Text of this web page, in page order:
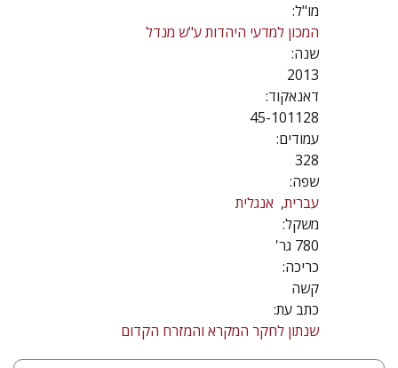
מו"ל:
המכון למדעי היהדות ע"ש מנדל
שנה:
2013
דאנאקוד:
45-101128
עמודים:
328
שפה:
עברית אנגלית
משקל:
780 גר'
כריכה:
קשה
כתב עת:
שנתון לחקר המקרא והמזרח הקדום